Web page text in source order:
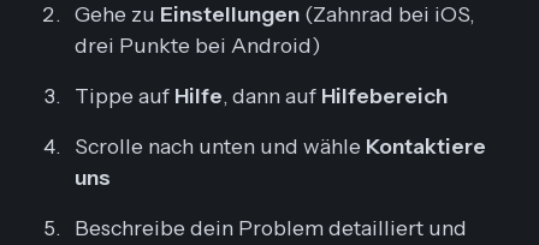
Gehe zu Einstellungen (Zahnrad bei iOS,
drei Punkte bei Android)
Tippe auf Hilfe, dann auf Hilfebereich
Scrolle nach unten und wähle Kontaktiere
uns
Beschreibe dein Problem detailliert und